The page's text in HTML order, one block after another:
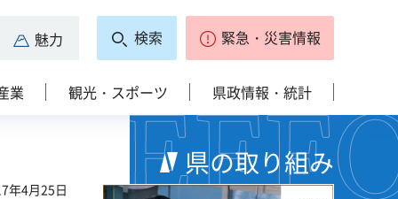
魅力 検索 緊急・災害情報
業 観光・スポーツ 県政情報・統計
年4月25日
県の取り組み